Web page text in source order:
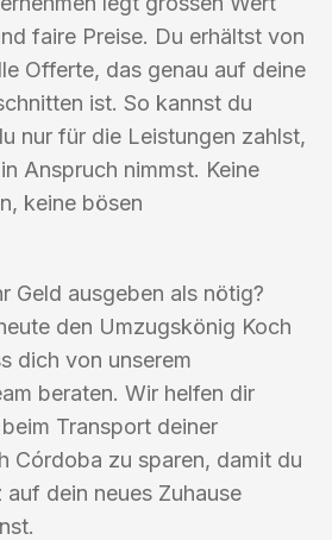
faire Preise. Du erhältst von
Offerte, das genau auf deine
ist. So kannst du
nur für die Leistungen zahlst,
Anspruch nimmst. Keine
keine bösen
Geld ausgeben als nötig?
den Umzugskönig Koch
dich von unserem
beraten. Wir helfen dir
Transport deiner
Córdoba zu sparen, damit du
dein neues Zuhause